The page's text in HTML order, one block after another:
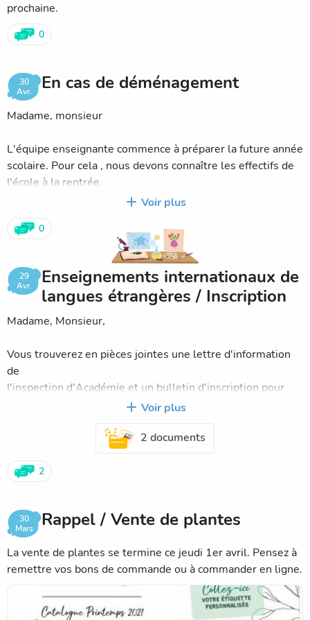
prochaine.
0
30
Avr.
En cas de déménagement
Madame, monsieur
L'équipe enseignante commence à préparer la future année
scolaire. Pour cela , nous devons connaître les effectifs de
l'école à la rentrée.
Si vous comptez déménager , pouvez vous avertir
l'enseignant de votre enfant dès maintenant ou envoyer un
(ecole.0060950A@ac-nice.fr
Je vous fournirai dès maintenant un certificat de radiation
indispensable pour inscrire votre enfant dans sa nouvelle
école en
Cordialement
Alain Staebler , directeur
Voir plus
0
29
Avr.
Enseignements internationaux de
langues étrangères / Inscription
Madame, Monsieur,
Vous trouverez en pièces jointes une lettre d'information
de
l'inspection d'Académie et un bulletin d'inscription pour
optionnels de langue en : arabe, turc, italien ou portugais
Notez qu'il faut au moins 14 élèves par langue pour que
Alain Staebler, directeur
Voir plus
2 documents
2
30
Mars
Rappel / Vente de plantes
La vente de plantes se termine ce jeudi 1er avril. Pensez à
remettre vos bons de commande ou à commander en ligne.